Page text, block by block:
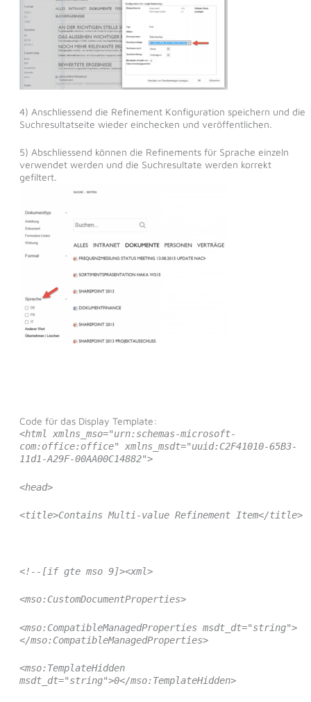
4) Anschliessend die Refinement Konfiguration speichern und die
Suchresultatseite wieder einchecken und veröffentlichen.
5) Abschliessend können die Refinements für Sprache einzeln
verwendet werden und die Suchresultate werden korrekt
gefiltert.
Code für das Display Template:
<html xmlns_mso="urn:schemas-microsoft-
com:office:office" xmlns_msdt="uuid:C2F41010-65B3-
11d1-A29F-00AA00C14882">
<head>
<title>Contains Multi-value Refinement Item</title>
<!--[if gte mso 9]><xml>
<mso:CustomDocumentProperties>
<mso:CompatibleManagedProperties msdt_dt="string">
</mso:CompatibleManagedProperties>
<mso:TemplateHidden
msdt_dt="string">0</mso:TemplateHidden>